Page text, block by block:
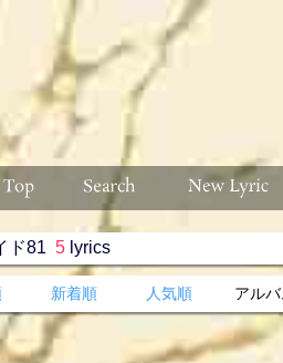
ド81 5 lyrics
新着順 人気順 アル